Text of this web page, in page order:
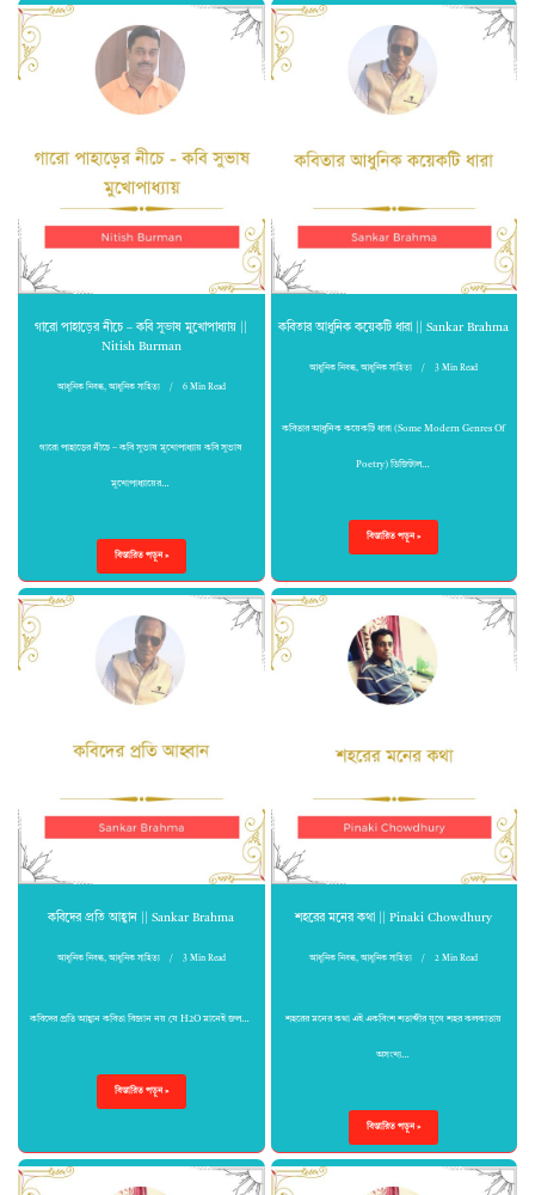
গারো পাহাড়ের নীচে – কবি সুভাষ মুখোপাধ্যায় ||
Nitish Burman
আধুনিক নিবন্ধ, আধুনিক সাহিত্য 6 Min Read
গারো পাহাড়ের নীচে – কবি সুভাষ মুখোপাধ্যায় কবি সুভাষ
মুখোপাধ্যায়ের…
বিস্তারিত পড়ুন »
কবিতার আধুনিক কয়েকটি ধারা || Sankar Brahma
আধুনিক নিবন্ধ,আধুনিক সাহিত্য 3 Min Read
কবিতার আধুনিক কয়েকটি ধারা (Some Modern Genres Of
Poetry) ডিজিটাল…
বিস্তারিত পড়ুন »
কবিদের প্রতি আহ্বান || Sankar Brahma
আধুনিক নিবন্ধ, আধুনিক সাহিত্য 3 Min Read
কবিদের প্রতি আহ্বান কবিতা বিজ্ঞান নয় যে H2O মানেই জল…
বিস্তারিত পড়ুন »
শহরের মনের কথা || Pinaki Chowdhury
আধুনিক নিবন্ধ,আধুনিক সাহিত্য 2 Min Read
শহরের মনের কথা এই একবিংশ শতাব্দীর যুগে শহর কলকাতায়
অসংখ্য…
বিস্তারিত পড়ুন »